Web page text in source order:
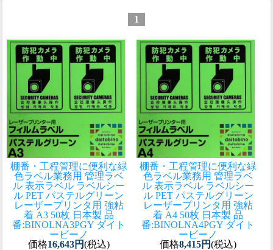
1
棚番・工程管理に便利な緑
色ラベル業務用 管理ラベ
ル 表示ラベル ラベルシー
ル PET パステルグリーン
レーザープリンタ用 強粘
着 A3 50枚 日本製 品
番:BINOLNA3PGY ダイト
ービーノ
価格16,643円(税込)
棚番・工程管理に便利な緑
色ラベル業務用 管理ラベ
ル 表示ラベル ラベルシー
ル PET パステルグリーン
レーザープリンタ用 強粘
着 A4 50枚 日本製 品
番:BINOLNA4PGY ダイト
ービーノ
価格8,415円(税込)